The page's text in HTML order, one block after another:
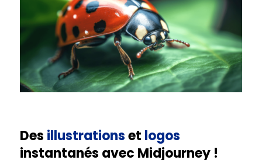
Des illustrationset logos
instantanés avec Midjourney !